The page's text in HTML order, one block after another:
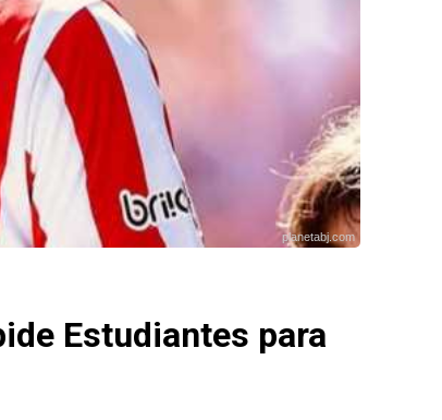
planetabj.com
Estudiantes para